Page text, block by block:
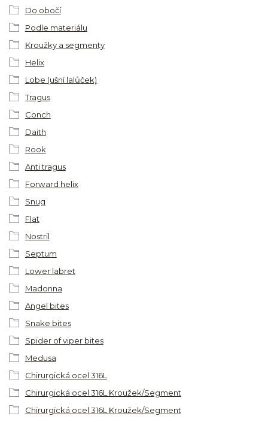
Do obočí
Podle materiálu
Kroužky a segmenty
Helix
Lobe (ušní lalůček)
Tragus
Conch
Daith
Rook
Anti tragus
Forward helix
Snug
Flat
Nostril
Septum
Lower labret
Madonna
Angel bites
Snake bites
Spider of viper bites
Medusa
Chirurgická ocel 316L
Chirurgická ocel 316L Kroužek/Segment
Chirurgická ocel 316L Kroužek/Segment